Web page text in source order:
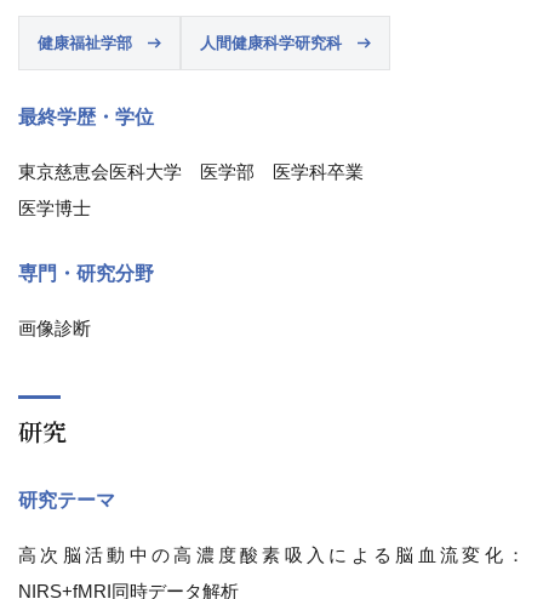
健康福祉学部 人間健康科学研究科
最終学歴・学位
東京慈恵会医科大学 医学部 医学科卒業
医学博士
専門・研究分野
画像診断
研究
研究テーマ
高次脳活動中の高濃度酸素吸入による脳血流変化：
NIRS+fMRI同時データ解析